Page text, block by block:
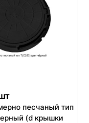
песчаный тип
(d крышки